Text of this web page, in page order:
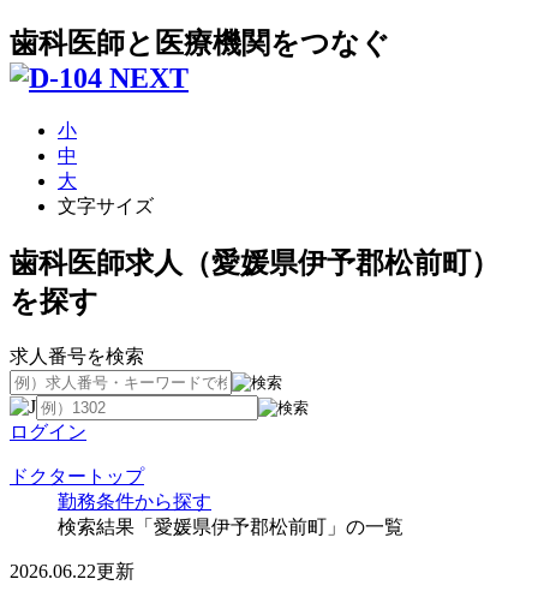
歯科医師と医療機関をつなぐ
小
中
大
文字サイズ
歯科医師求人（愛媛県伊予郡松前町）
を探す
求人番号を検索
ログイン
ドクタートップ
勤務条件から探す
検索結果「愛媛県伊予郡松前町」の一覧
2026.06.22更新